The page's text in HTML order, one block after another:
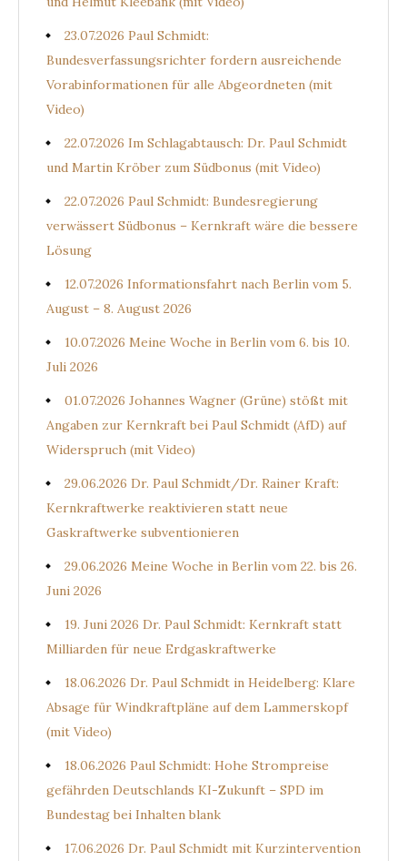
23.07.2026 Paul Schmidt:
Bundesverfassungsrichter fordern ausreichende
Vorabinformationen für alle Abgeordneten (mit
Video)
22.07.2026 Im Schlagabtausch: Dr. Paul Schmidt
und Martin Kröber zum Südbonus (mit Video)
22.07.2026 Paul Schmidt: Bundesregierung
verwässert Südbonus – Kernkraft wäre die bessere
Lösung
12.07.2026 Informationsfahrt nach Berlin vom 5.
August – 8. August 2026
10.07.2026 Meine Woche in Berlin vom 6. bis 10.
Juli 2026
01.07.2026 Johannes Wagner (Grüne) stößt mit
Angaben zur Kernkraft bei Paul Schmidt (AfD) auf
Widerspruch (mit Video)
29.06.2026 Dr. Paul Schmidt/Dr. Rainer Kraft:
Kernkraftwerke reaktivieren statt neue
Gaskraftwerke subventionieren
29.06.2026 Meine Woche in Berlin vom 22. bis 26.
Juni 2026
19. Juni 2026 Dr. Paul Schmidt: Kernkraft statt
Milliarden für neue Erdgaskraftwerke
18.06.2026 Dr. Paul Schmidt in Heidelberg: Klare
Absage für Windkraftpläne auf dem Lammerskopf
(mit Video)
18.06.2026 Paul Schmidt: Hohe Strompreise
gefährden Deutschlands KI-Zukunft – SPD im
Bundestag bei Inhalten blank
17.06.2026 Dr. Paul Schmidt mit Kurzintervention